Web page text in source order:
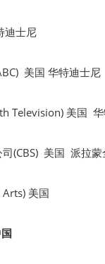
迪士尼
美国 华特迪士尼
Television) 美国
(CBS) 美国 派拉蒙
美国